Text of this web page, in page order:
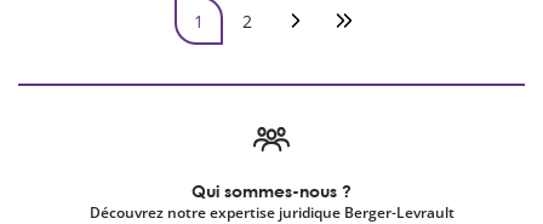
Page courante
1 Page
2 Page suivanteDernière page
Qui sommes-nous ?
Découvrez notre expertise juridique Berger-Levrault